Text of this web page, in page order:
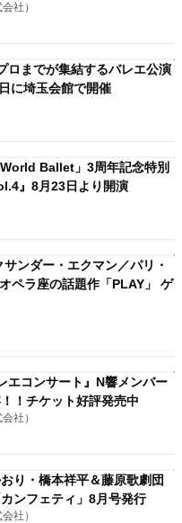
社）
ロまでが集結するバレエ公演
に埼玉会館で開催
Ballet」3周年記念特別
』8月23日より開演
ンダー・エクマン／パリ・
ペラ座の話題作「PLAY」 ゲ
コンサート』N響メンバー
！チケット好評発売中
社）
り・橋本祥平＆藤原歌劇団
ンフェティ」8月号発行
社）